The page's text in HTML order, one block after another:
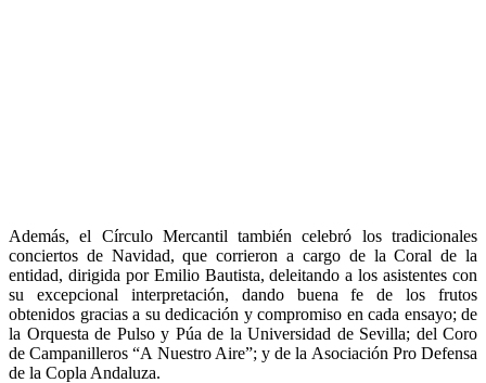
Además, el Círculo Mercantil también celebró los tradicionales
conciertos de Navidad, que corrieron a cargo de la Coral de la
entidad, dirigida por Emilio Bautista, deleitando a los asistentes con
su excepcional interpretación, dando buena fe de los frutos
obtenidos gracias a su dedicación y compromiso en cada ensayo; de
la Orquesta de Pulso y Púa de la Universidad de Sevilla; del Coro
de Campanilleros “A Nuestro Aire”; y de la Asociación Pro Defensa
de la Copla Andaluza.